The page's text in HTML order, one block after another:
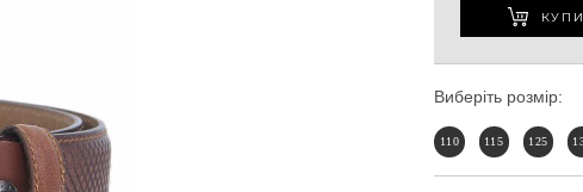
Виберіть розмір:
110 115 125